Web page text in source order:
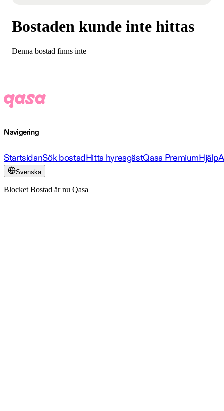
Bostaden kunde inte hittas
Denna bostad finns inte
Navigering
StartsidanSök bostadHitta hyresgästQasa PremiumHjälp
Svenska
Blocket Bostad är nu Qasa